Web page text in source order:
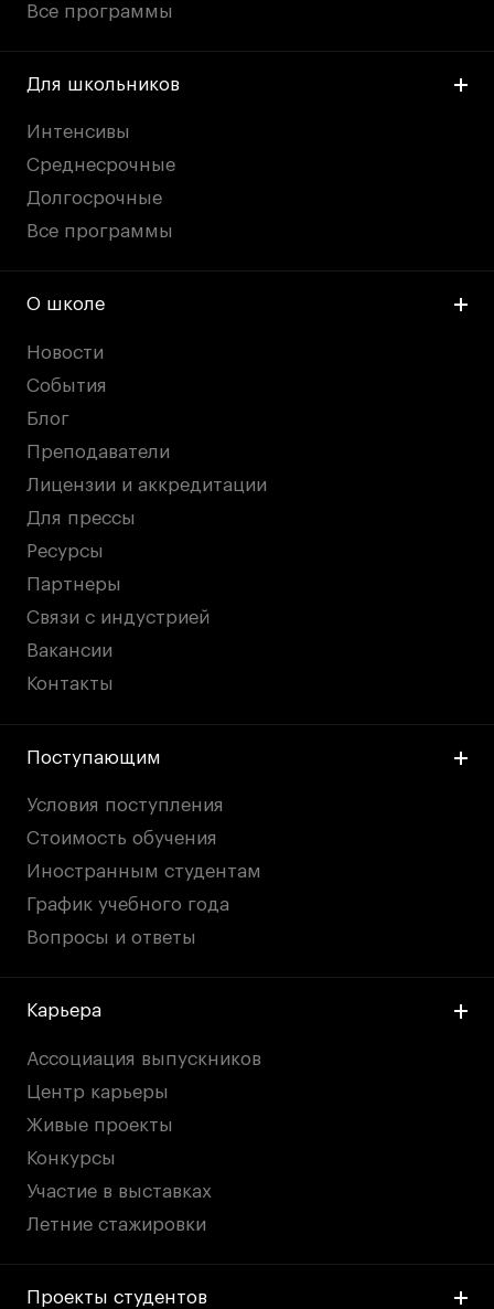
Все программы
Для школьников
Интенсивы
Среднесрочные
Долгосрочные
Все программы
О школе
Новости
События
Блог
Преподаватели
Лицензии и аккредитации
Для прессы
Ресурсы
Партнеры
Связи с индустрией
Вакансии
Контакты
Поступающим
Условия поступления
Стоимость обучения
Иностранным студентам
График учебного года
Вопросы и ответы
Карьера
Ассоциация выпускников
Центр карьеры
Живые проекты
Конкурсы
Участие в выставках
Летние стажировки
Проекты студентов